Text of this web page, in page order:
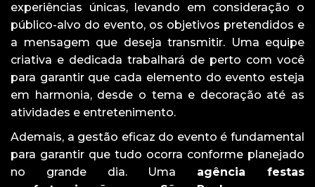
experiências únicas, levando em consideração o
público-alvo do evento, os objetivos pretendidos e
a mensagem que deseja transmitir. Uma equipe
criativa e dedicada trabalhará de perto com você
para garantir que cada elemento do evento esteja
em harmonia, desde o tema e decoração até as
atividades e entretenimento.
Ademais, a gestão eficaz do evento é fundamental
para garantir que tudo ocorra conforme planejado
no grande dia. Uma agência festas